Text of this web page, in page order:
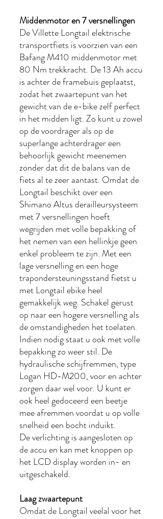
Middenmotor en 7 versnellingen
De Villette Longtail elektrische
transportfiets is voorzien van een
Bafang M410 middenmotor met
80 Nm trekkracht. De 13 Ah accu
is achter de framebuis geplaatst,
zodat het zwaartepunt van het
gewicht van de e-bike zelf perfect
in het midden ligt. Zo kunt u zowel
op de voordrager als op de
superlange achterdrager een
behoorlijk gewicht meenemen
zonder dat dit de balans van de
fiets al te zeer aantast. Omdat de
Longtail beschikt over een
Shimano Altus derailleursysteem
met 7 versnellingen hoeft
wegrijden met volle bepakking of
het nemen van een hellinkje geen
enkel probleem te zijn. Met een
lage versnelling en een hoge
trapondersteuningsstand fietst u
met Longtail ebike heel
gemakkelijk weg. Schakel gerust
op naar een hogere versnelling als
de omstandigheden het toelaten.
Indien nodig staat u ook met volle
bepakking zo weer stil. De
hydraulische schijfremmen, type
Logan HD-M200, voor en achter
zorgen daar wel voor. U kunt er
ook heel gedoceerd een beetje
mee afremmen voordat u op volle
snelheid een bocht induikt.
De verlichting is aangesloten op
de accu en kan met knoppen op
het LCD display worden in- en
uitgeschakeld.
Laag zwaartepunt
Omdat de Longtail veelal voor het